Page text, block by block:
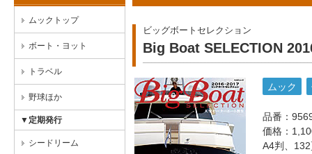
ムックトップ
ボート・ヨット
トラベル
野球ほか
▼定期発行
シードリーム
ビッグボートセレクション
Big Boat SELECTION
ムック
品番：
価格：
A4判、